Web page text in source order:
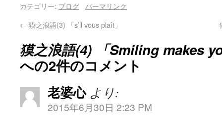
カテゴリー: ブログ
パーマリンク
← 獏之浪語(3) 「s’il vous plaît」
獏之浪語(4) 「Smiling makes
への2件のコメント
老婆心 より:
2015年6月30日 2:23 PM